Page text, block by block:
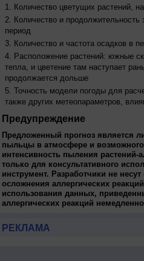
Количество цветущих растений,
Количество и продолжительность
период
Количество и частота осадков в
Расположение растений: южные
тепла, и цветение там наступает
продолжается дольше
Точность модели погоды для
также других метеопараметров,
Предупреждение
Предложенный прогноз является
пыльцы в атмосфере и
интенсивность пыления растений-
только для консультативного
инструмент. Разработчики не
осложнения аллергических
использования данных,
аллергических реакций
РЕКЛАМА